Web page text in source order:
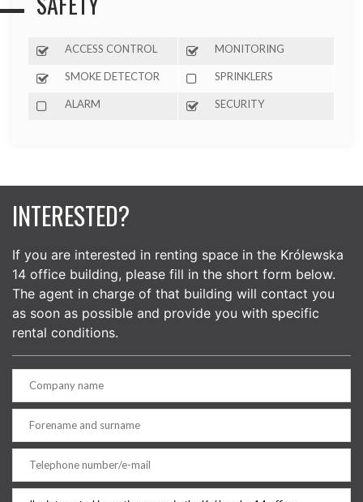
ACCESS CONTROL MONITORING
SMOKE DETECTOR SPRINKLERS
ALARM SECURITY
INTERESTED?
If you are interested in renting space in the Królewska
14 office building, please fill in the short form below.
The agent in charge of that building will contact you
as soon as possible and provide you with specific
rental conditions.